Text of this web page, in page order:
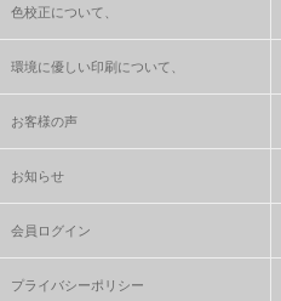
色校正について、
環境に優しい印刷について、
お客様の声
お知らせ
会員ログイン
プライバシーポリシー